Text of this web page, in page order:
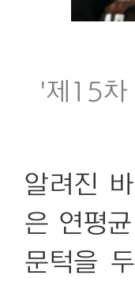
'제15차
알려진
은 연평
문턱을